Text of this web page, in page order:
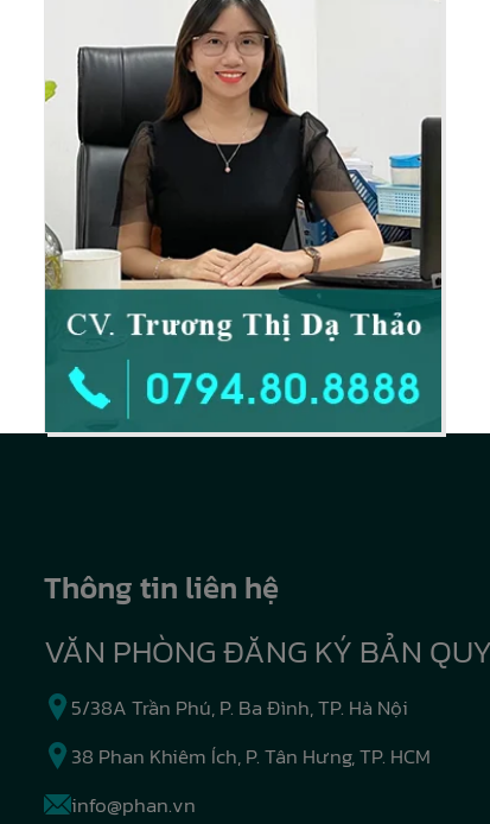
Thông tin liên hệ
VĂN PHÒNG ĐĂNG KÝ BẢN
5/38A Trần Phú, P. Ba Đình, TP. Hà Nội
38 Phan Khiêm Ích, P. Tân Hưng, TP. HCM
info@phan.vn